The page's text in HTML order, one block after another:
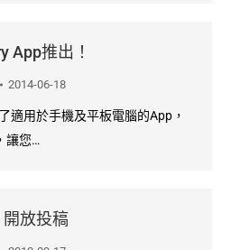
App推出！
2014-06-18
適用於手機及平板電腦的App，
讓您…
開放投稿